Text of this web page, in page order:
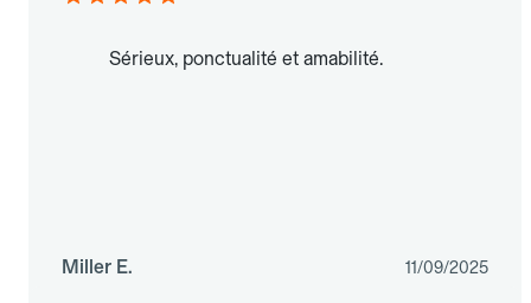
Sérieux, ponctualité et amabilité.
Miller E. 11/09/2025